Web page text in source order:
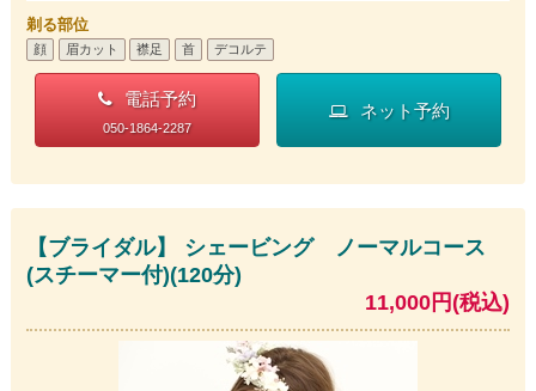
剃る部位
顔 眉カット 襟足 首 デコルテ
電話予約
050-1864-2287
ネット予約
【ブライダル】 シェービング ノーマルコース
(スチーマー付)(120分)
11,000円(税込)